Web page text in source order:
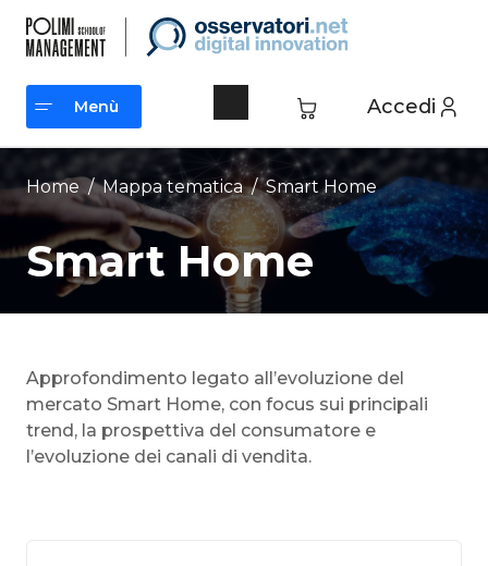
contenuto
Accedi
Menù
Menù
Home / Mappa tematica /Smart Home
Smart Home
Approfondimento legato all’evoluzione del
mercato Smart Home, con focus sui principali
trend, la prospettiva del consumatore e
l’evoluzione dei canali di vendita.